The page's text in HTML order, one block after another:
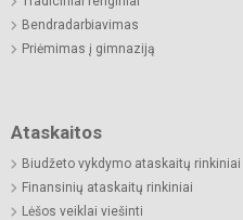
Bendradarbiavimas
Priėmimas į gimnaziją
Ataskaitos
Biudžeto vykdymo ataskaitų rinkiniai
Finansinių ataskaitų rinkiniai
Lėšos veiklai viešinti